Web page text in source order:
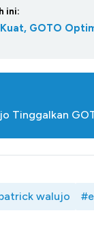
ini:
GOTO
Tinggalkan
walujo